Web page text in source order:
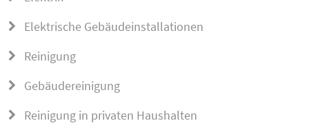
Elektrische Gebäudeinstallationen
Reinigung
Gebäudereinigung
Reinigung in privaten Haushalten